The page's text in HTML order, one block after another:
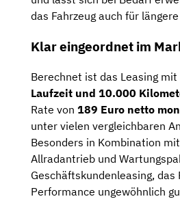
das Fahrzeug auch für
Klar eingeordnet im
Berechnet ist das Leasing mit
Laufzeit und 10.000
Rate von 189 Euro netto
unter vielen vergleichbaren
Besonders in Kombination
Allradantrieb und
Geschäftskundenleasing, das
Performance ungewöhnlich